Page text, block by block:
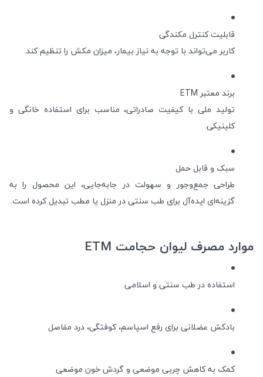
قابلیت کنترل مکندگی
کاربر می‌تواند با توجه به نیاز بیمار، میزان مکش را تنظیم کند.
برند معتبر ETM
تولید ملی با کیفیت صادراتی، مناسب برای استفاده خانگی و
کلینیکی.
سبک و قابل حمل
طراحی جمع‌وجور و سهولت در جابه‌جایی، این محصول را به
گزینه‌ای ایده‌آل برای طب سنتی در منزل یا مطب تبدیل کرده است.
موارد مصرف لیوان حجامت ETM
استفاده در طب سنتی و اسلامی
بادکش عضلانی برای رفع اسپاسم، کوفتگی، درد مفاصل
کمک به کاهش چربی موضعی و گردش خون موضعی